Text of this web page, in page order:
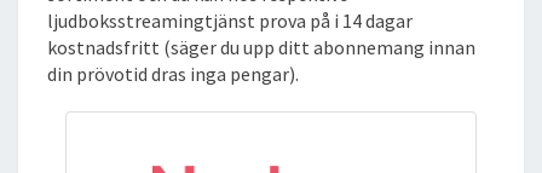
U
D
B
O
ljudboksstreamingtjänst prova på i 14 dagar
kostnadsfritt (säger du upp ditt abonnemang innan
din prövotid dras inga pengar).